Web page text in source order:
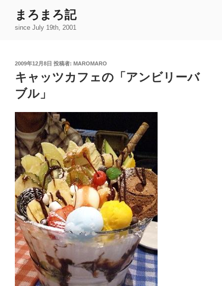
まろまろ記
since July 19th, 2001
投
稿
日:
2009年12月8日 投稿者: MAROMARO
キャッツカフェの「アンビリーバ
ブル」